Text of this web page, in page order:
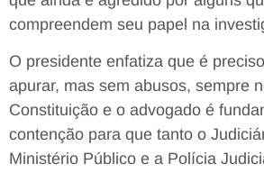
compreendem seu papel na
O presidente enfatiza que é
apurar, mas sem abusos, sempre
Constituição e o advogado é
contenção para que tanto o
Ministério Público e a Polícia